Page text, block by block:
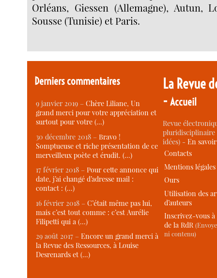
Orléans, Giessen (Allemagne), Autun,
Sousse (Tunisie) et Paris.
Derniers commentaires
9 janvier 2019 –Chère Liliane, Un
grand merci pour votre appréciation et
surtout pour votre (…)
30 décembre 2018 –Bravo !
Somptueuse et riche présentation de ce
merveilleux poète et érudit. (…)
17 février 2018 –Pour cette annonce qui
date, j’ai changé d’adresse mail :
contact : (…)
16 février 2018 –C’était même pas lui,
mais c’est tout comme : c’est Aurélie
Filipetti qui a (…)
29 août 2017 –Encore un grand merci à
la Revue des Ressources, à Louise
Desrenards et (…)
La Revue
-Accueil
Revue
idées) -En
Contacts
Mentions légales
Ours
Utilisation des
d’auteurs
Inscrivez-vous
de la RdR
ni contenu)